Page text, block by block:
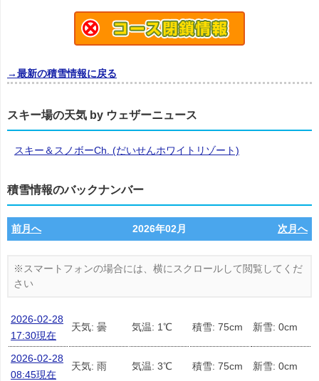
→最新の積雪情報に戻る
スキー場の天気 by ウェザーニュース
スキー＆スノボーCh. (だいせんホワイトリゾート)
積雪情報のバックナンバー
前月へ 2026年02月 次月へ
2026-02-28
17:30現在
天気: 曇 気温: 1℃ 積雪: 75cm 新雪: 0cm
2026-02-28
08:45現在
天気: 雨 気温: 3℃ 積雪: 75cm 新雪: 0cm